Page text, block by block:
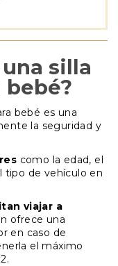
silla
bebé?
bebé es una
la seguridad y
como la edad, el
tipo de vehículo en
viajar a
ofrece una
en caso de
el máximo